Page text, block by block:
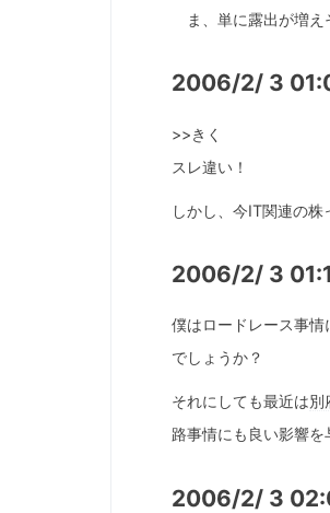
ま、単に露出が増え
2006/2/ 3
>>きく
スレ違い！
しかし、今IT関連の
2006/2/ 3
僕はロードレース事
でしょうか？
それにしても最近は別
路事情にも良い影響を
2006/2/ 3